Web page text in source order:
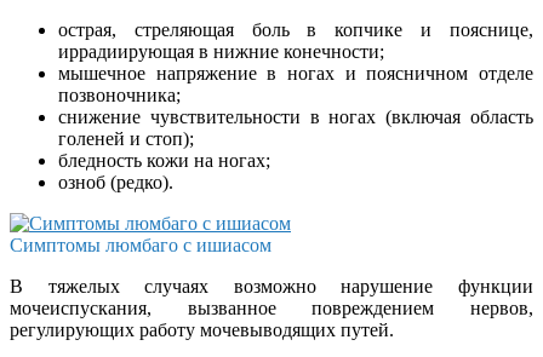
острая, стреляющая боль в копчике и пояснице,
иррадиирующая в нижние конечности;
мышечное напряжение в ногах и поясничном отделе
позвоночника;
снижение чувствительности в ногах (включая область
голеней и стоп);
бледность кожи на ногах;
озноб (редко).
Симптомы люмбаго с ишиасом
В тяжелых случаях возможно нарушение функции
мочеиспускания, вызванное повреждением нервов,
регулирующих работу мочевыводящих путей.